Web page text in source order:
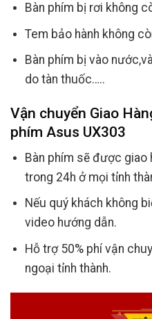
Bàn phím bị rơi không
Tem bảo hành không
Bàn phím bị vào
do tàn thuốc…..
Vận chuyển Giao
phím Asus UX303
Bàn phím sẽ được giao
trong 24h ở mọi tỉnh
Nếu quý khách không
video hướng dẫn.
Hỗ trợ 50% phí vận
ngoại tỉnh thành.